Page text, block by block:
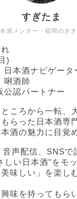
本酒メンター・福岡のき
すぎたま
)
本酒ナビゲータ
唎酒師
認パートナー
ころから一転、
らった日本酒専
酒の魅力に目覚
声配信、SNSで
しい日本酒"をモ
味しい」を楽し
味を持ってもら